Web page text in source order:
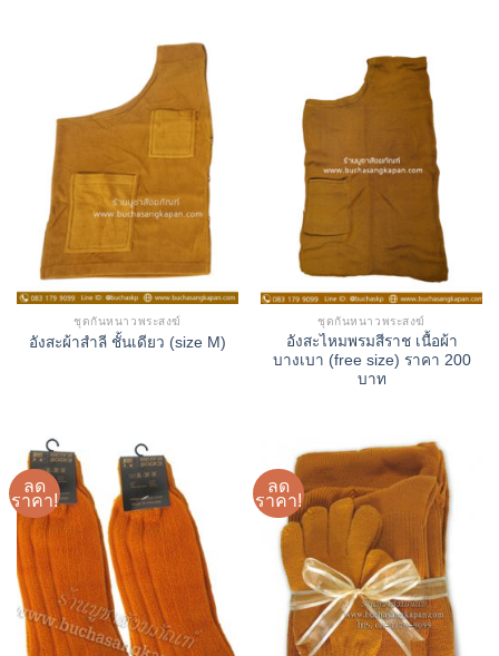
ชุดกันหนาวพระสงฆ์
อังสะผ้าสำลี ชั้นเดียว (size M)
ชุดกันหนาวพระสงฆ์
อังสะไหมพรมสีราช เนื้อผ้า
บางเบา (free size) ราคา 200
บาท
ลด
ราคา!
ลด
ราคา!